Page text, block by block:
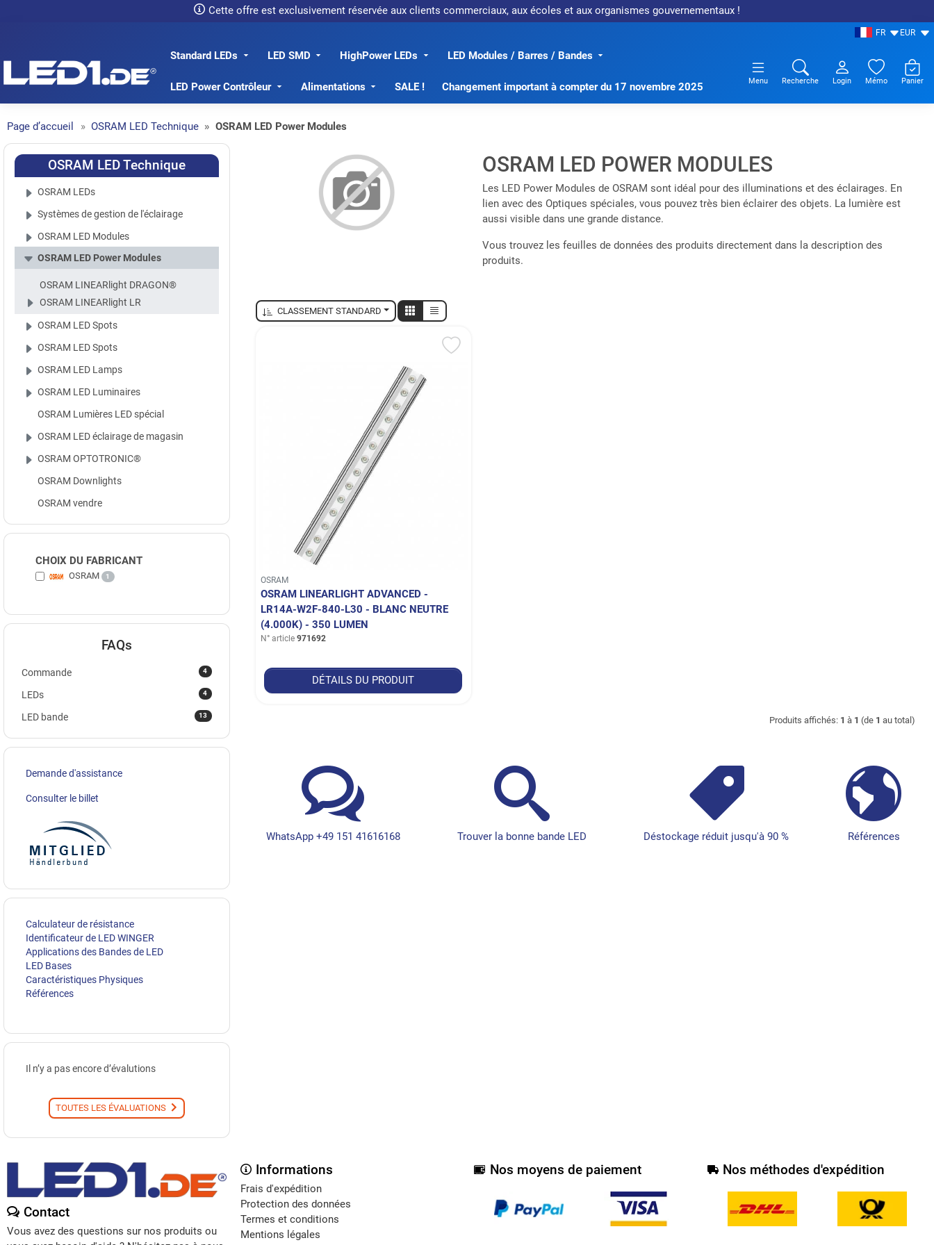
Cette offre est exclusivement réservée aux clients commerciaux, aux écoles et aux organismes gouvernementaux !
FR EUR
LED1.de® - Fachhandel
Standard LEDs LED SMD HighPower LEDs LED Modules / Barres / Bandes
LED Power Contrôleur Alimentations SALE ! Changement important à compter du 17 novembre 2025 Menu Recherche Login Mémo Panier
Page d’accueil OSRAM LED Technique OSRAM LED Power Modules
OSRAM LED POWER MODULES
Les LED Power Modules de OSRAM sont idéal pour des illuminations et des éclairages. En
lien avec des Optiques spéciales, vous pouvez très bien éclairer des objets. La lumière est
aussi visible dans une grande distance.
Vous trouvez les feuilles de données des produits directement dans la description des
produits.
CLASSEMENT STANDARD
OSRAM
OSRAM LINEARLIGHT ADVANCED -
LR14A-W2F-840-L30 - BLANC NEUTRE
(4.000K) - 350 LUMEN
N° article 971692
DÉTAILS DU PRODUIT
Produits affichés: 1 à 1 (de 1 au total)
WhatsApp +49 151 41616168 Trouver la bonne bande LED Déstockage réduit jusqu'à 90 % Références
OSRAM LED Technique
OSRAM LEDs
Systèmes de gestion de l'éclairage
OSRAM LED Modules
OSRAM LED Power Modules
OSRAM LINEARlight DRAGON®
OSRAM LINEARlight LR
OSRAM LED Spots
OSRAM LED Spots
OSRAM LED Lamps
OSRAM LED Luminaires
OSRAM Lumières LED spécial
OSRAM LED éclairage de magasin
OSRAM OPTOTRONIC®
OSRAM Downlights
OSRAM vendre
CHOIX DU FABRICANT
OSRAM 1
FAQs
4
Commande
4
LEDs
13
LED bande
Demande d'assistance
Consulter le billet
Calculateur de résistance
Identificateur de LED WINGER
Applications des Bandes de LED
LED Bases
Caractéristiques Physiques
Références
Il n’y a pas encore d’évalutions
TOUTES LES ÉVALUATIONS
Contact
Vous avez des questions sur nos produits ou
Informations
Frais d'expédition
Protection des données
Termes et conditions
Mentions légales
Nos moyens de paiement Nos méthodes d'expédition